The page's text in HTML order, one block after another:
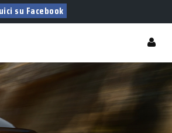
su Facebook